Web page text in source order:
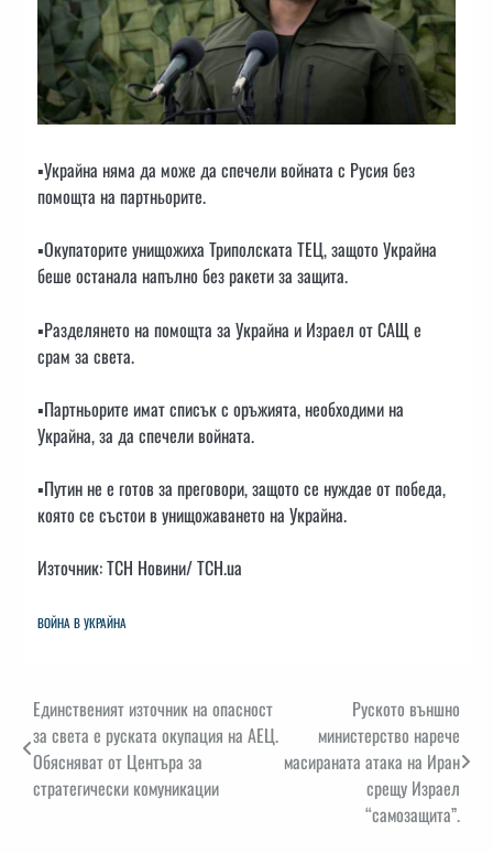
▪️Украйна няма да може да спечели войната с Русия без
помощта на партньорите.
▪️Окупаторите унищожиха Триполската ТЕЦ, защото Украйна
беше останала напълно без ракети за защита.
▪️Разделянето на помощта за Украйна и Израел от САЩ е
срам за света.
▪️Партньорите имат списък с оръжията, необходими на
Украйна, за да спечели войната.
▪️Путин не е готов за преговори, защото се нуждае от победа,
която се състои в унищожаването на Украйна.
Източник: ТСН Новини/ ТСН.ua
ВОЙНА В УКРАЙНА
Навигация
Единственият източник на опасност
за света е руската окупация на АЕЦ.
Обясняват от Центъра за
стратегически комуникации
Руското външно
министерство нарече
масираната атака на Иран
срещу Израел
“самозащита”.